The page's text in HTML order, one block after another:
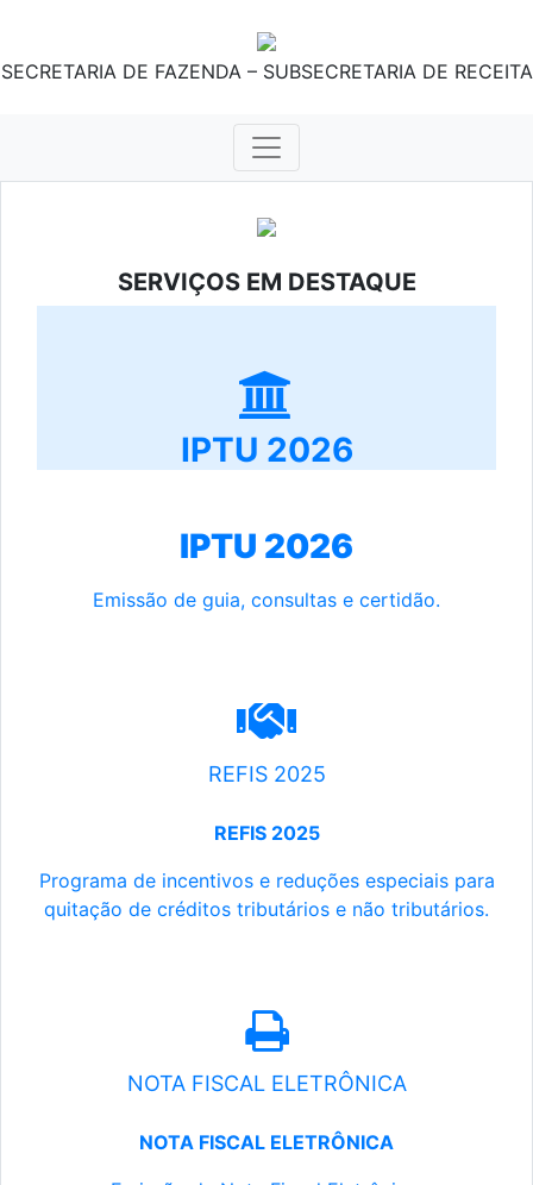
SECRETARIA DE FAZENDA – SUBSECRETARIA DE RECEITA
SERVIÇOS EM DESTAQUE
IPTU 2026
IPTU 2026
Emissão de guia, consultas e certidão.
REFIS 2025
REFIS 2025
Programa de incentivos e reduções especiais para
quitação de créditos tributários e não tributários.
NOTA FISCAL ELETRÔNICA
NOTA FISCAL ELETRÔNICA